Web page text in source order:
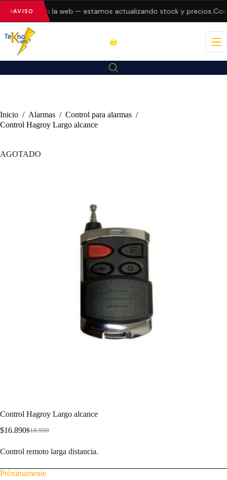
AVISO
errores en la web — estamos actualizando stock y precios.
Inicio / Alarmas / Control para alarmas /
Control Hagroy Largo alcance
AGOTADO
Control Hagroy Largo alcance
$18.990
$16.890
Control remoto larga distancia.
Próximamente